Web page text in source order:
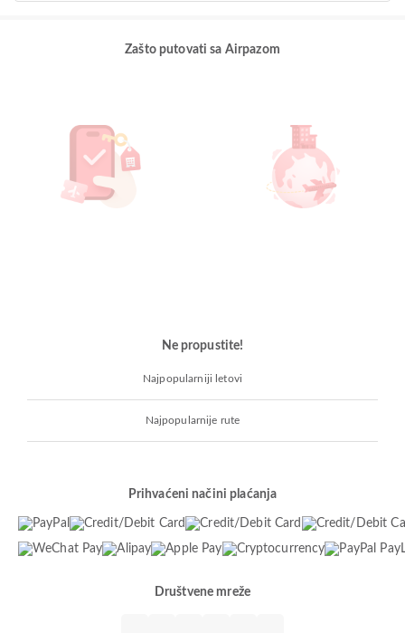
Zašto putovati sa Airpazom
Ne propustite!
Najpopularniji letovi
Najpopularnije rute
Prihvaćeni načini plaćanja
Društvene mreže